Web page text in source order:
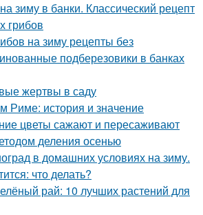
зиму в банки. Классический рецепт
грибов
на зиму рецепты без
подберезовики в банках
жертвы в саду
Риме: история и значение
цветы сажают и пересаживают
деления осенью
в домашних условиях на зиму.
что делать?
рай: 10 лучших растений для